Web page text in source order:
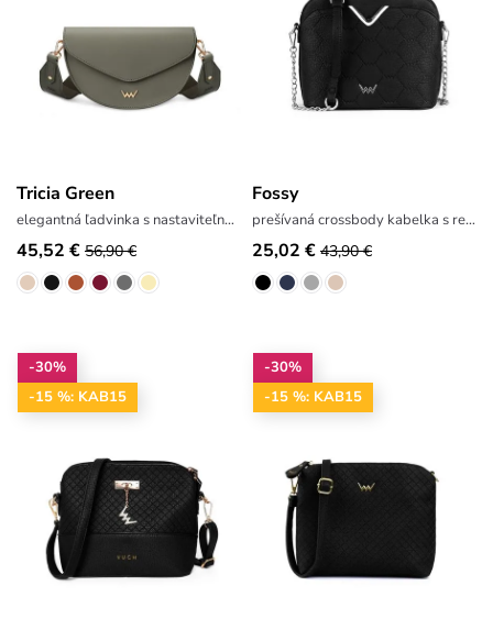
Tricia Green
elegantná ľadvinka s nastaviteľným popruhom
45,52 € 56,90 €
Fossy
prešívaná crossbody kabelka s retiazkou
25,02 € 43,90 €
-30%
-15 %: KAB15
-30%
-15 %: KAB15